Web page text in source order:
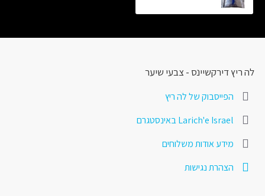
לה ריץ דירקשיינס - צבעי שיער
הפייסבוק של לה ריץ
Larich'e Israel באינסטגרם
מידע אודות משלוחים
הצהרת נגישות